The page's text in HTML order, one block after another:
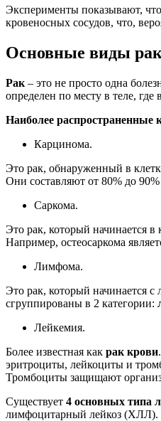
Эксперименты показывают,
кровеносных сосудов, что,
Основные виды
Рак – это не просто одна
определен по месту в теле,
Наиболее распространенные
Карцинома.
Это рак, обнаруженный в
Они составляют от 80% до 90%
Саркома.
Это рак, который начинается
Например, остеосаркома
Лимфома.
Это рак, который начинается
сгруппированы в 2 категории:
Лейкемия.
Более известная как рак крови
эритроциты, лейкоциты и
Тромбоциты защищают
Существует 4 основных типа
лимфоцитарный лейкоз (ХЛЛ).